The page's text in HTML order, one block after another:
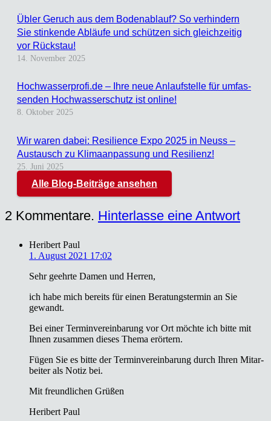
Übler Geruch aus dem Boden­ab­lauf? So ver­hin­dern
Sie stin­ken­de Abläu­fe und schüt­zen sich gleich­zei­tig
vor Rück­stau!
14. November 2025
Hochwasserprofi.de – Ihre neue Anlauf­stel­le für umfas­
sen­den Hoch­was­ser­schutz ist online!
8. Oktober 2025
Wir waren dabei: Resi­li­ence Expo 2025 in Neuss –
Aus­tausch zu Kli­ma­an­pas­sung und Resi­li­enz!
25. Juni 2025
Alle Blog-Beiträge ansehen
2 Kommentare. Hinterlasse eine Antwort
Heribert Paul
1. August 2021 17:02
Sehr geehr­te Damen und Her­ren,
ich habe mich bereits für einen Bera­tungs­ter­min an Sie
gewandt.
Bei einer Ter­min­ver­ein­ba­rung vor Ort möch­te ich bit­te mit
Ihnen zusam­men die­ses The­ma erör­tern.
Fügen Sie es bit­te der Ter­min­ver­ein­ba­rung durch Ihren Mit­ar­
bei­ter als Notiz bei.
Mit freund­li­chen Grü­ßen
Heri­bert Paul